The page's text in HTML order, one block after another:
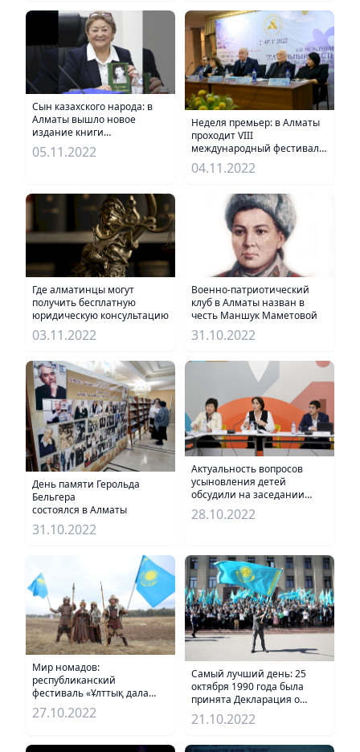
Сын казахского народа: в
Алматы вышло новое
издание книги
«Нұртас Оңдасынов»
05.11.2022
Неделя премьер: в Алматы
проходит VIII
международный фестиваль,
посвященный 125-летию
Мухтара Ауэзова
04.11.2022
Где алматинцы могут
получить бесплатную
юридическую консультацию
03.11.2022
Военно-патриотический
клуб в Алматы назван в
честь Маншук Маметовой
31.10.2022
День памяти Герольда
Бельгера
состоялся в Алматы
31.10.2022
Актуальность вопросов
усыновления детей
обсудили на заседании
Общественного совета Алматы
28.10.2022
Мир номадов:
республиканский
фестиваль «Ұлттық дала
ойындары»
прошел в Алматы
27.10.2022
Самый лучший день: 25
октября 1990 года была
принята Декларация о
государственном
суверенитете Казахстана
21.10.2022